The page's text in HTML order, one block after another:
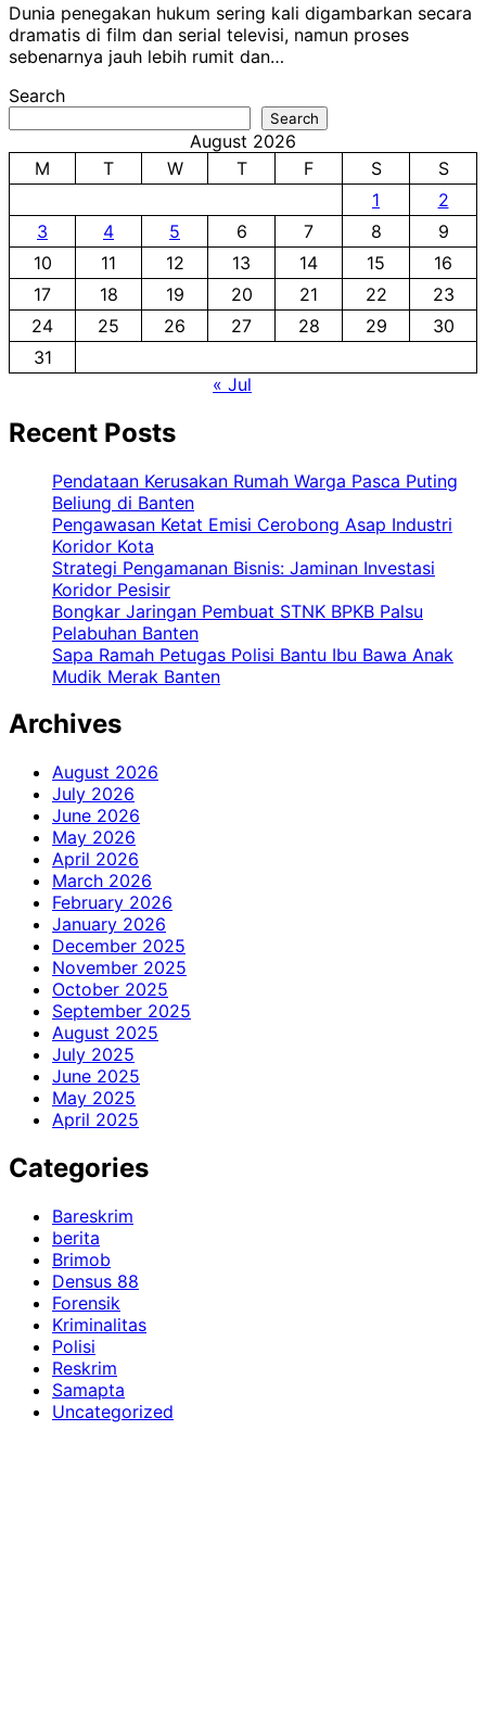
Dunia penegakan hukum sering kali digambarkan secara
dramatis di film dan serial televisi, namun proses
sebenarnya jauh lebih rumit dan…
Search
Search
August 2026
M
T W T F S
S
1
2
3
4 5 6 7 8
9
10
11 12 13 14 15
16
17
18 19 20 21 22
23
24
25 26 27 28 29
30
31
« Jul
Recent Posts
Pendataan Kerusakan Rumah Warga Pasca Puting
Beliung di Banten
Pengawasan Ketat Emisi Cerobong Asap Industri
Koridor Kota
Strategi Pengamanan Bisnis: Jaminan Investasi
Koridor Pesisir
Bongkar Jaringan Pembuat STNK BPKB Palsu
Pelabuhan Banten
Sapa Ramah Petugas Polisi Bantu Ibu Bawa Anak
Mudik Merak Banten
Archives
August 2026
July 2026
June 2026
May 2026
April 2026
March 2026
February 2026
January 2026
December 2025
November 2025
October 2025
September 2025
August 2025
July 2025
June 2025
May 2025
April 2025
Categories
Bareskrim
berita
Brimob
Densus 88
Forensik
Kriminalitas
Polisi
Reskrim
Samapta
Uncategorized